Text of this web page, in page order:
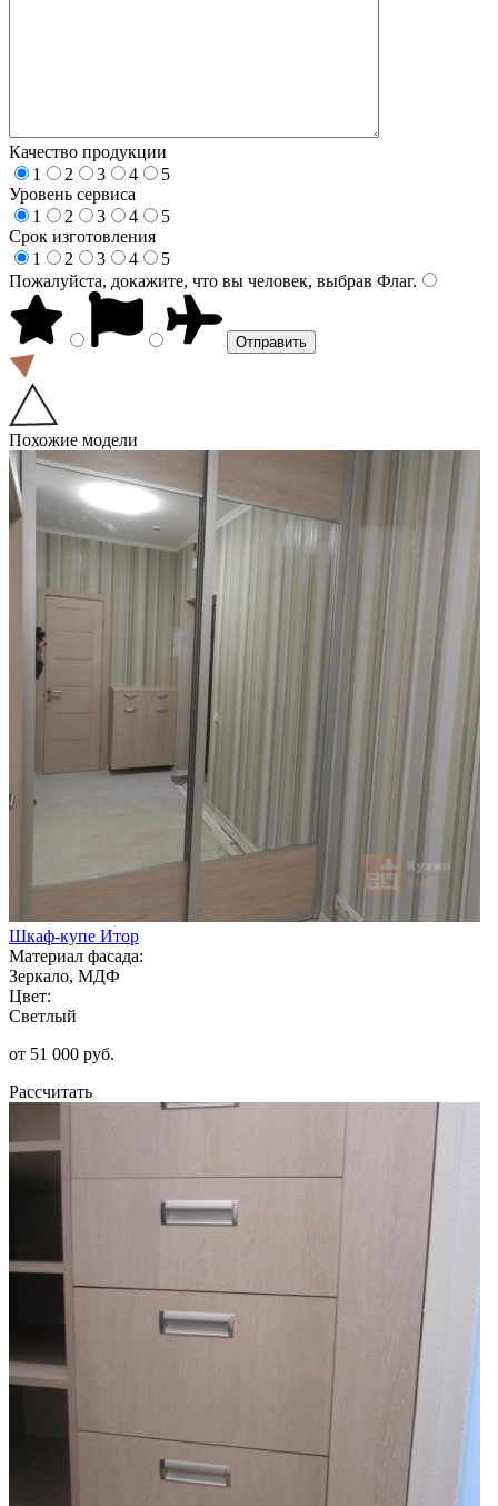
Качество продукции
1
2 3 4
5
Уровень сервиса
1
2 3 4
5
Срок изготовления
1
2 3 4
5
Пожалуйста, докажите, что вы человек, выбрав Флаг.
Похожие модели
Шкаф-купе Итор
Материал фасада:
Зеркало, МДФ
Цвет:
Светлый
от 51 000 руб.
Рассчитать